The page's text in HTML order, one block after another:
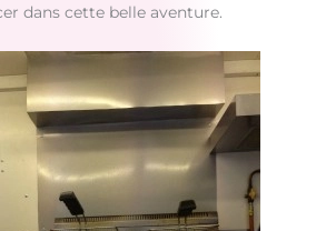
dans cette belle aventure.